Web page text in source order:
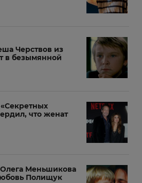
Черствов из
в безымянной
что женат
Меньшикова
Полищук